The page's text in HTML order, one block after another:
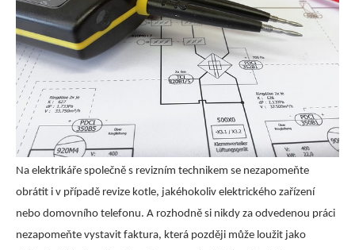
Na elektrikáře společně s revizním technikem se nezapomeňte
obrátit i v případě revize kotle, jakéhokoliv elektrického zařízení
nebo domovního telefonu. A rozhodně si nikdy za odvedenou práci
nezapomeňte vystavit faktura, která později může loužit jako